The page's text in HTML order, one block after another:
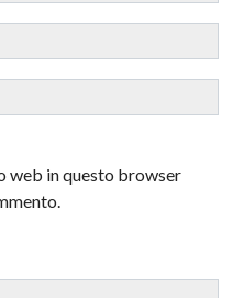
web in questo browser